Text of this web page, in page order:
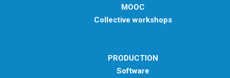
MOOC
Collective workshops
PRODUCTION
Software